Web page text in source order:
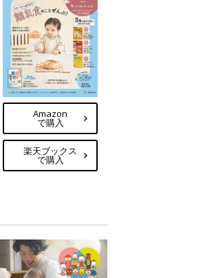
Amazon
で購入
楽天ブックス
で購入